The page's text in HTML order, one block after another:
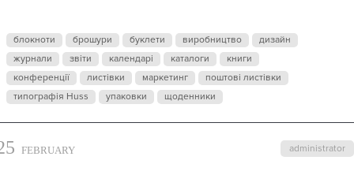
ОТЕЧЕСТВА!
блокноти брошури буклети виробництво
дизайн
журнали
звіти календарі каталоги
книги
конференції
листівки маркетинг
поштові листівки
типографія Huss
упаковки щоденники
administrator
FEBRUARY